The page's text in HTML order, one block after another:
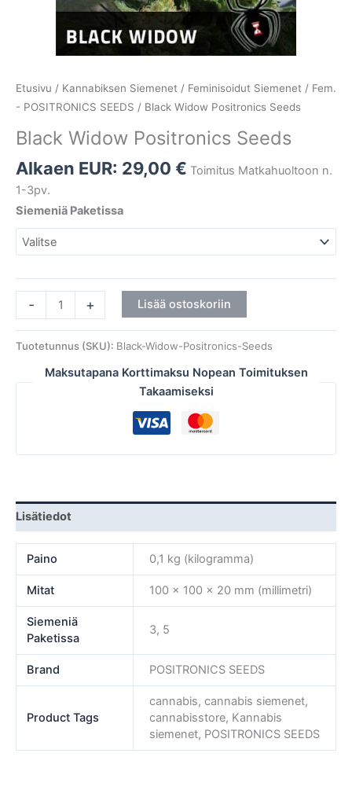
Etusivu / Kannabiksen Siemenet / Feminisoidut Siemenet / Fem.
- POSITRONICS SEEDS / Black Widow Positronics Seeds
Black Widow Positronics Seeds
Alkaen EUR: 29,00 € Toimitus Matkahuoltoon n.
1-3pv.
Siemeniä Paketissa
- + Lisää ostoskoriin
Tuotetunnus (SKU): Black-Widow-Positronics-Seeds
Maksutapana Korttimaksu Nopean Toimituksen
Takaamiseksi
Lisätiedot
Paino 0,1 kg (kilogramma)
Mitat 100 × 100 × 20 mm (millimetri)
Siemeniä
Paketissa
3, 5
Brand POSITRONICS SEEDS
Product Tags
cannabis, cannabis siemenet,
cannabisstore, Kannabis
siemenet, POSITRONICS SEEDS